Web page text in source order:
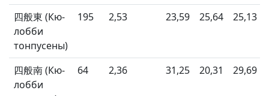
四般東 (Кю-
лобби
тонпусены)
195 2,53 23,59 25,64 25,13
四般南 (Кю-
лобби
64 2,36 31,25 20,31 29,69